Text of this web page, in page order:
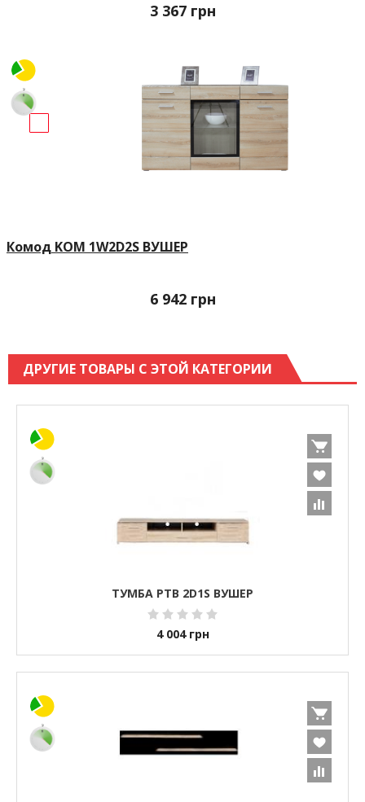
3 367 грн
Комод KOM 1W2D2S ВУШЕР
6 942 грн
ДРУГИЕ ТОВАРЫ С ЭТОЙ КАТЕГОРИИ
ТУМБА РТВ 2D1S ВУШЕР
4 004 грн